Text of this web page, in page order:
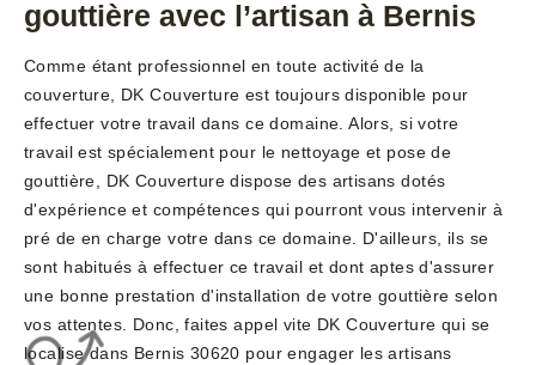
gouttière avec l’artisan à Bernis
Comme étant professionnel en toute activité de la
couverture, DK Couverture est toujours disponible pour
effectuer votre travail dans ce domaine. Alors, si votre
travail est spécialement pour le nettoyage et pose de
gouttière, DK Couverture dispose des artisans dotés
d'expérience et compétences qui pourront vous intervenir à
pré de en charge votre dans ce domaine. D'ailleurs, ils se
sont habitués à effectuer ce travail et dont aptes d'assurer
une bonne prestation d'installation de votre gouttière selon
vos attentes. Donc, faites appel vite DK Couverture qui se
localise dans Bernis 30620 pour engager les artisans